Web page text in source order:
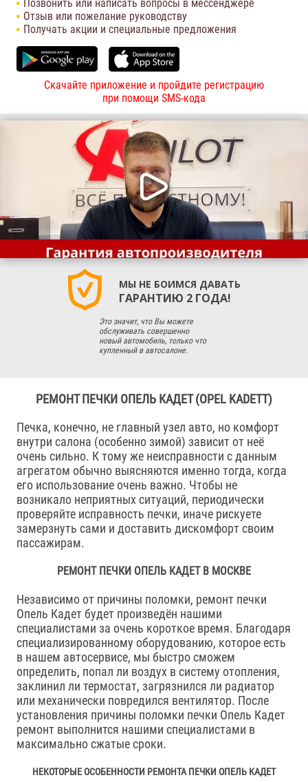
Позвонить или написать вопросы в мессенджере
Отзыв или пожелание руководству
Получать акции и специальные предложения
Скачайте приложение и пройдите регистрацию
при помощи SMS-кода
МЫ НЕ БОИМСЯ ДАВАТЬ
ГАРАНТИЮ 2 ГОДА!
Это значит, что Вы можете
обслуживать совершенно
новый автомобиль, только что
купленный в автосалоне.
РЕМОНТ ПЕЧКИ ОПЕЛЬ КАДЕТ (OPEL KADETT)
Печка, конечно, не главный узел авто, но комфорт
внутри салона (особенно зимой) зависит от неё
очень сильно. К тому же неисправности с данным
агрегатом обычно выясняются именно тогда, когда
его использование очень важно. Чтобы не
возникало неприятных ситуаций, периодически
проверяйте исправность печки, иначе рискуете
замерзнуть сами и доставить дискомфорт своим
пассажирам.
РЕМОНТ ПЕЧКИ ОПЕЛЬ КАДЕТ В МОСКВЕ
Независимо от причины поломки, ремонт печки
Опель Кадет будет произведён нашими
специалистами за очень короткое время. Благодаря
специализированному оборудованию, которое есть
в нашем автосервисе, мы быстро сможем
определить, попал ли воздух в систему отопления,
заклинил ли термостат, загрязнился ли радиатор
или механически повредился вентилятор. После
установления причины поломки печки Опель Кадет
ремонт выполнится нашими специалистами в
максимально сжатые сроки.
НЕКОТОРЫЕ ОСОБЕННОСТИ РЕМОНТА ПЕЧКИ ОПЕЛЬ КАДЕТ